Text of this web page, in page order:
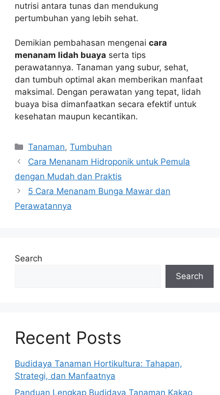
nutrisi antara tunas dan mendukung
pertumbuhan yang lebih sehat.
Demikian pembahasan mengenai cara
menanam lidah buaya serta tips
perawatannya. Tanaman yang subur, sehat,
dan tumbuh optimal akan memberikan manfaat
maksimal. Dengan perawatan yang tepat, lidah
buaya bisa dimanfaatkan secara efektif untuk
kesehatan maupun kecantikan.
Categories
Tanaman,Tumbuhan
Cara Menanam Hidroponik untuk Pemula
dengan Mudah dan Praktis
5 Cara Menanam Bunga Mawar dan
Perawatannya
Search
Search
Recent Posts
Budidaya Tanaman Hortikultura: Tahapan,
Strategi, dan Manfaatnya
Panduan Lengkap Budidaya Tanaman Kakao